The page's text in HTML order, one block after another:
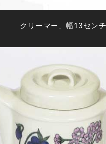
クリーマー、幅13センチ